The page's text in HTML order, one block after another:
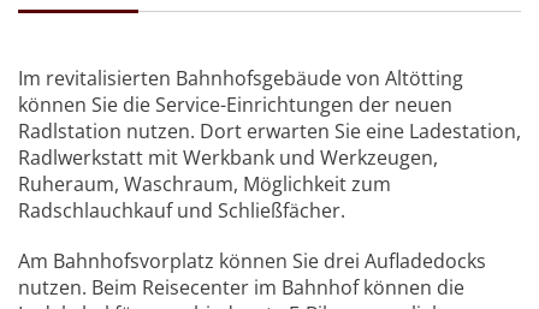
Im revitalisierten Bahnhofsgebäude von Altötting
können Sie die Service-Einrichtungen der neuen
Radlstation nutzen. Dort erwarten Sie eine Ladestation,
Radlwerkstatt mit Werkbank und Werkzeugen,
Ruheraum, Waschraum, Möglichkeit zum
Radschlauchkauf und Schließfächer.
Am Bahnhofsvorplatz können Sie drei Aufladedocks
nutzen. Beim Reisecenter im Bahnhof können die